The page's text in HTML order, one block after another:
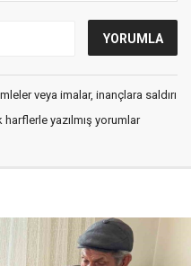
veya imalar, inançlara saldırı
yazılmış yorumlar